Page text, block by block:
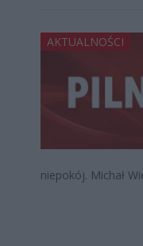
AKTUALNOŚCI
niepokój. Michał